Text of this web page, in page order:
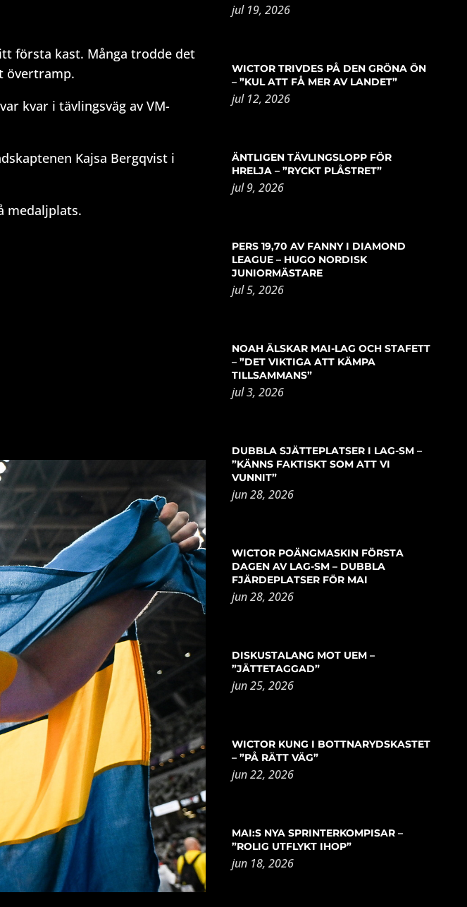
första kast. Många trodde det
övertramp.
kvar i tävlingsväg av VM-
Kajsa Bergqvist i
medaljplats.
jul 19, 2026
WICTOR TRIVDES PÅ DEN GRÖNA ÖN
– ”KUL ATT FÅ MER AV LANDET”
jul 12, 2026
ÄNTLIGEN TÄVLINGSLOPP FÖR
HRELJA – ”RYCKT PLÅSTRET”
jul 9, 2026
PERS 19,70 AV FANNY I DIAMOND
LEAGUE – HUGO NORDISK
JUNIORMÄSTARE
jul 5, 2026
NOAH ÄLSKAR MAI-LAG OCH STAFETT
– ”DET VIKTIGA ATT KÄMPA
TILLSAMMANS”
jul 3, 2026
DUBBLA SJÄTTEPLATSER I LAG-SM –
”KÄNNS FAKTISKT SOM ATT VI
VUNNIT”
jun 28, 2026
WICTOR POÄNGMASKIN FÖRSTA
DAGEN AV LAG-SM – DUBBLA
FJÄRDEPLATSER FÖR MAI
jun 28, 2026
DISKUSTALANG MOT UEM –
”JÄTTETAGGAD”
jun 25, 2026
WICTOR KUNG I BOTTNARYDSKASTET
– ”PÅ RÄTT VÄG”
jun 22, 2026
MAI:S NYA SPRINTERKOMPISAR –
”ROLIG UTFLYKT IHOP”
jun 18, 2026